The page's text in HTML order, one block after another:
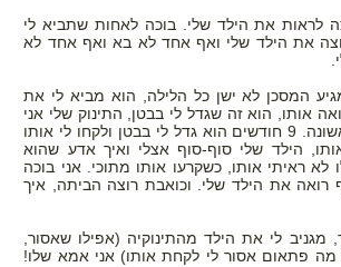
לראות את הילד שלי. בוכה לאחות שתביא לי
את הילד שלי ואף אחד לא בא ואף אחד לא
המסכן לא ישן כל הלילה, הוא מביא לי את
אותו, הוא זה שגדל לי בבטן, התינוק שלי אני
פוגשת אותו פעם ראשונה. 9 חודשים הוא גדל לי בבטן ולקחו לי אותו
הילד שלי סוף-סוף אצלי ואיך אדע שהוא
ראיתי אותו, כשקרעו אותו מתוכי. אני בוכה
רואה את הילד שלי. וכואבת רוצה הביתה, איך
מגניב לי את הילד מהתינוקיה (אפילו שאסור,
מה פתאום אסור לי לקחת אותו) אני אמא שלו!